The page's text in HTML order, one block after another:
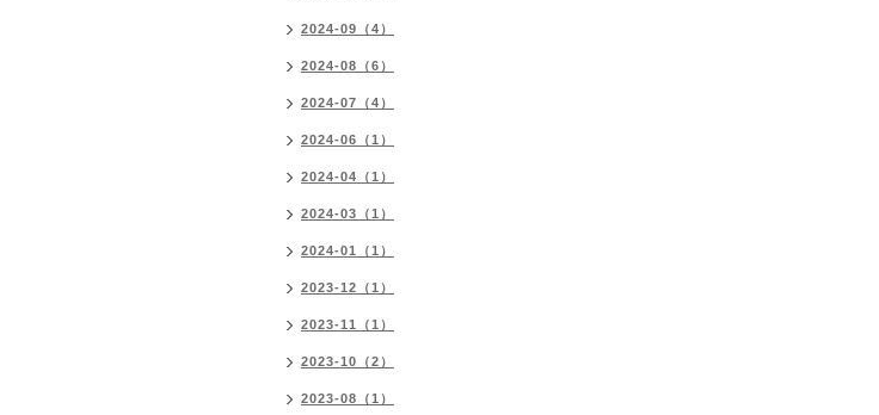
2024-09（4）
2024-08（6）
2024-07（4）
2024-06（1）
2024-04（1）
2024-03（1）
2024-01（1）
2023-12（1）
2023-11（1）
2023-10（2）
2023-08（1）